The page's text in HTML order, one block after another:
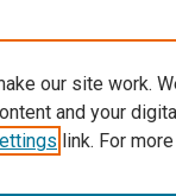
our site work.
and your
link. For